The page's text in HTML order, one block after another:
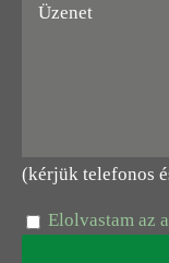
(kérjük telefonos
Elolvastam az